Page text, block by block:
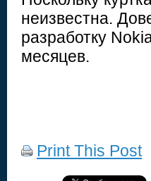
неизвестна.
разработку
месяцев.
Print This Post